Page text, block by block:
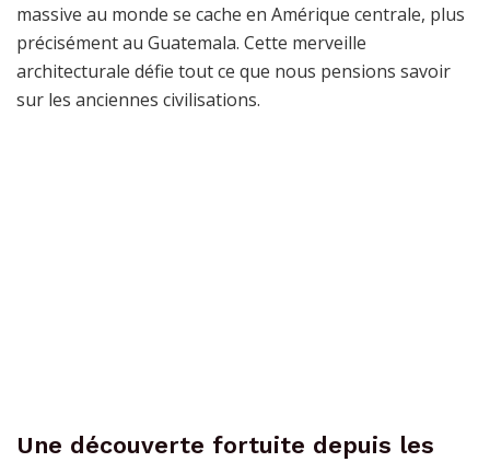
massive au monde se cache en Amérique centrale, plus
précisément au Guatemala. Cette merveille
architecturale défie tout ce que nous pensions savoir
sur les anciennes civilisations.
Une découverte fortuite depuis les